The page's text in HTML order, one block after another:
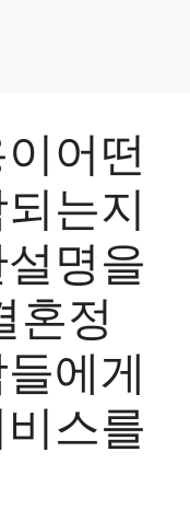
어떤
는지
명을
혼정
에게
스를